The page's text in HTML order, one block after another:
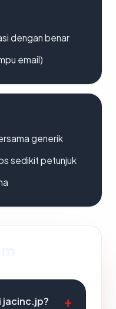
dengan benar
email)
generik
sedikit petunjuk
jacinc.jp?